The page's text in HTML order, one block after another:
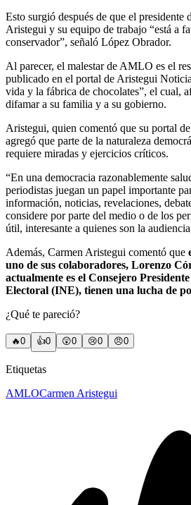
Esto surgió después de que el presidente
Aristegui y su equipo de trabajo “está a
conservador”, señaló López Obrador.
Al parecer, el malestar de AMLO es el
publicado en el portal de Aristegui
vida y la fábrica de chocolates”, el cual,
difamar a su familia y a su gobierno.
Aristegui, quien comentó que su portal
agregó que parte de la naturaleza
requiere miradas y ejercicios críticos.
“En una democracia razonablemente
periodistas juegan un papel importante
información, noticias, revelaciones,
considere por parte del medio o de los
útil, interesante a quienes son la
Además, Carmen Aristegui comentó que
uno de sus colaboradores, Lorenzo
actualmente es el Consejero
Electoral (INE), tienen una lucha de
¿Qué te pareció?
🔥0 👍0 😲0 😢0 😠0
Etiquetas
AMLOCarmen Aristegui